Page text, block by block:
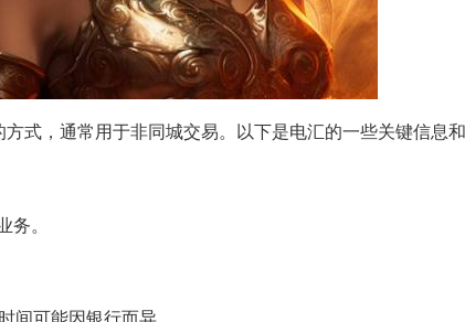
式，通常用于非同城交易。以下是电汇的一些关键信息
。